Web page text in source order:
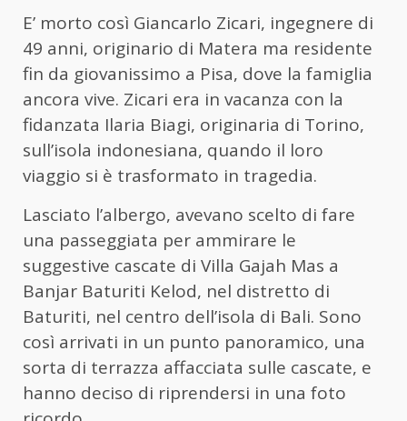
E’ morto così Giancarlo Zicari, ingegnere di
49 anni, originario di Matera ma residente
fin da giovanissimo a Pisa, dove la famiglia
ancora vive. Zicari era in vacanza con la
fidanzata Ilaria Biagi, originaria di Torino,
sull’isola indonesiana, quando il loro
viaggio si è trasformato in tragedia.
Lasciato l’albergo, avevano scelto di fare
una passeggiata per ammirare le
suggestive cascate di Villa Gajah Mas a
Banjar Baturiti Kelod, nel distretto di
Baturiti, nel centro dell’isola di Bali. Sono
così arrivati in un punto panoramico, una
sorta di terrazza affacciata sulle cascate, e
hanno deciso di riprendersi in una foto